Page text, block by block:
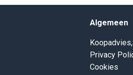
Algemeen
Privacy
Cookies